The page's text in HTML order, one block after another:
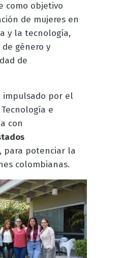
como objetivo
de mujeres en
y la tecnología,
género y
de
impulsado por el
e
con
, para potenciar la
colombianas.